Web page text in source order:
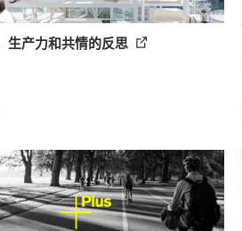
生产力和共情的反思